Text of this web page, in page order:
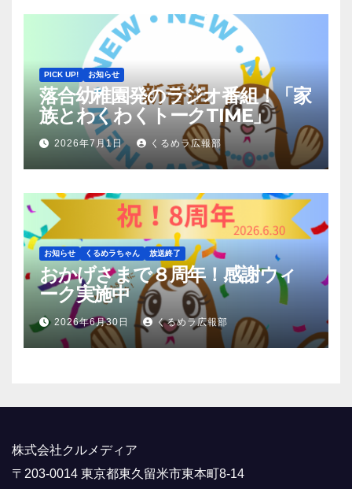
PICK UP! お知らせ
落合幼稚園発のラジオ番組！「家
族とわくわくトークTIME」
2026年7月1日 くるめラ広報部
お知らせ くるめラちゃん 放送終了
おかげさまで８周年！感謝ウィ
ーク実施中
2026年6月30日 くるめラ広報部
株式会社クルメディア
〒203-0014 東京都東久留米市東本町8-14